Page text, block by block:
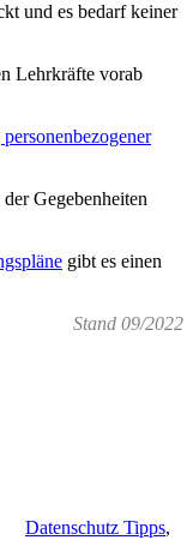
und es bedarf keiner
Lehrkräfte vorab
Gegebenheiten
gibt es einen
Stand 09/2022
Datenschutz Tipps,